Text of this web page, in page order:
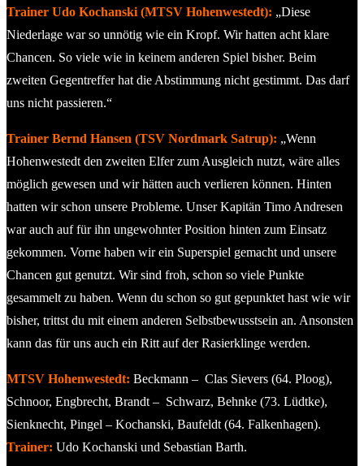
Trainer Udo Kochanski (MTSV Hohenwestedt): „Diese
Niederlage war so unnötig wie ein Kropf. Wir hatten acht klare
Chancen. So viele wie in keinem anderen Spiel bisher. Beim
zweiten Gegentreffer hat die Abstimmung nicht gestimmt. Das darf
uns nicht passieren.“
Trainer Bernd Hansen (TSV Nordmark Satrup): „Wenn
Hohenwestedt den zweiten Elfer zum Ausgleich nutzt, wäre alles
möglich gewesen und wir hätten auch verlieren können. Hinten
hatten wir schon unsere Probleme. Unser Kapitän Timo Andresen
war auch auf für ihn ungewohnter Position hinten zum Einsatz
gekommen. Vorne haben wir ein Superspiel gemacht und unsere
Chancen gut genutzt. Wir sind froh, schon so viele Punkte
gesammelt zu haben. Wenn du schon so gut gepunktet hast wie wir
bisher, trittst du mit einem anderen Selbstbewusstsein an. Ansonsten
kann das für uns auch ein Ritt auf der Rasierklinge werden.
MTSV Hohenwestedt: Beckmann – Clas Sievers (64. Ploog),
Schnoor, Engbrecht, Brandt – Schwarz, Behnke (73. Lüdtke),
Sienknecht, Pingel – Kochanski, Baufeldt (64. Falkenhagen).
Trainer: Udo Kochanski und Sebastian Barth.